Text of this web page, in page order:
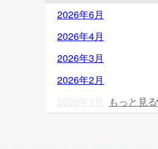
2026年6月
2026年4月
2026年3月
2026年2月
2026年1月
もっと見る